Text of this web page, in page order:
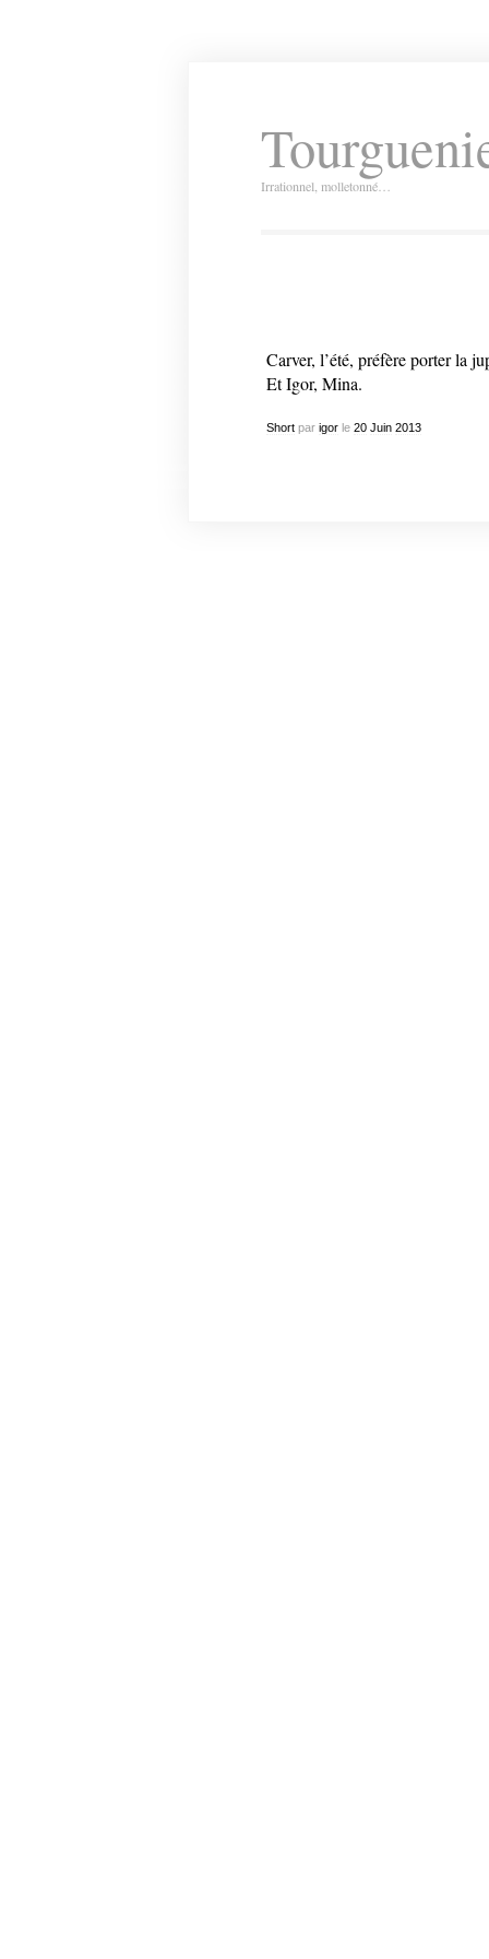
Irrationnel, molletonné…
Carver, l’été, préfère porter la
Et Igor, Mina.
Shortpar igorle 20 Juin 2013